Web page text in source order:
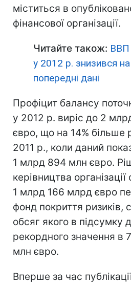
міститься в
фінансової організації.
Читайте також: ВВП
у 2012 р. знизився
попередні дані
Профіцит балансу
у 2012 р. виріс до 2
євро, що на 14% більше
2011 р., коли даний
1 млрд 894 млн євро.
керівництва
1 млрд 166 млрд євро
фонд покриття ризиків,
обсяг якого в підсумку
рекордного значення в
млн євро.
Вперше за час